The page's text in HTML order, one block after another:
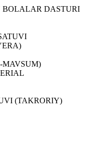
DASTURI
(TAKRORIY)